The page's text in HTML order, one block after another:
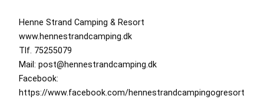
Henne Strand Camping & Resort
www.hennestrandcamping.dk
Tlf. 75255079
Mail: post@hennestrandcamping.dk
Facebook:
https://www.facebook.com/hennestrandcampingogresort